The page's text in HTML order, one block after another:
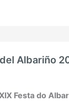
Albariño
Festa do